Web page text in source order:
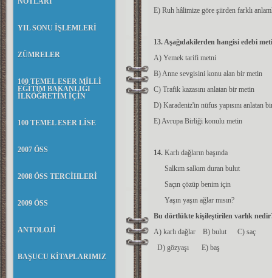
YIL SONU İŞLEMLERİ
ZÜMRELER
100 TEMEL ESER MİLLİ
EĞİTİM BAKANLIĞI
İLKÖĞRETİM İÇİN
100 TEMEL ESER LİSE
2007 ÖSS
2008 ÖSS TERCİHLERİ
2009 ÖSS
ANTOLOJİ
BAŞUCU KİTAPLARIMIZ
E) Ruh hâlimize göre şiirden farklı
13. Aşağıdakilerden hangisi edebi
A) Yemek tarifi metni
B) Anne sevgisini konu alan bir metin
C) Trafik kazasını anlatan bir metin
D) Karadeniz'in nüfus yapısını anlatan
E) Avrupa Birliği konulu metin
14. Karlı dağların başında
Salkım salkım duran bulut
Saçın çözüp benim için
Yaşın yaşın ağlar mısın?
Bu dörtlükte kişileştirilen varlık
A) karlı dağlar B) bulut C) saç
D) gözyaşı E) baş